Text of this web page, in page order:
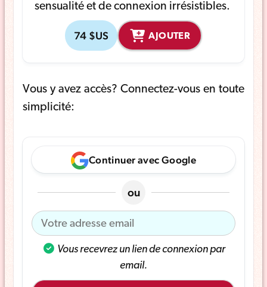
sensualité et de connexion irrésistibles.
74 $US AJOUTER
Vous y avez accès? Connectez-vous en toute
simplicité:
Continuer avec Google
ou
Vous recevrez un lien de connexion par
email.